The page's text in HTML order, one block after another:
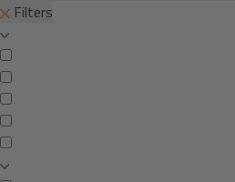
Filters